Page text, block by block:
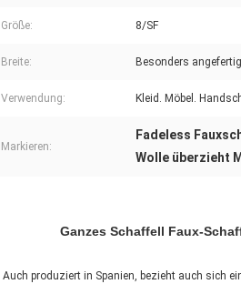
Größe: 8/SF
Breite: Besonders
Verwendung: Kleid. Möbel.
Markieren:
Fadeless
Wolle überzieht
Ganzes Schaffell Faux-
Auch produziert in Spanien, bezieht auch sich